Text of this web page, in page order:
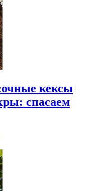
кексы
спасаем